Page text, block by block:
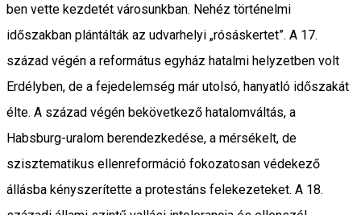
ben vette kezdetét városunkban. Nehéz történelmi
időszakban plántálták az udvarhelyi „rósáskertet”. A 17.
század végén a református egyház hatalmi helyzetben volt
Erdélyben, de a fejedelemség már utolsó, hanyatló időszakát
élte. A század végén bekövetkező hatalomváltás, a
Habsburg-uralom berendezkedése, a mérsékelt, de
szisztematikus ellenreformáció fokozatosan védekező
állásba kényszerítette a protestáns felekezeteket. A 18.